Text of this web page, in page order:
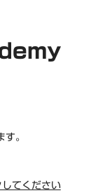
。
てください